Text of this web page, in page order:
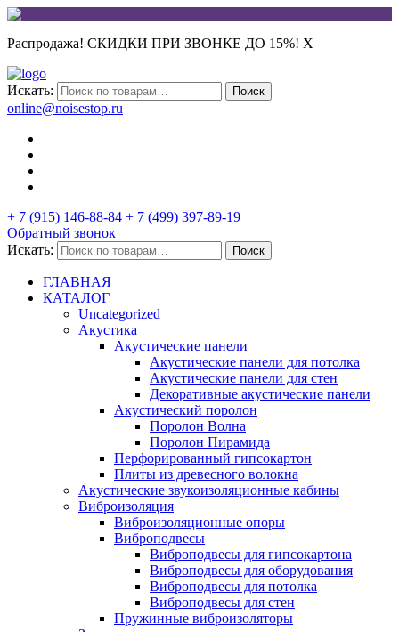
Распродажа! СКИДКИ ПРИ ЗВОНКЕ ДО 15%! X
Искать: Поиск
online@noisestop.ru
+ 7 (915) 146-88-84 + 7 (499) 397-89-19
Обратный звонок
Искать:
Поиск
ГЛАВНАЯ
КАТАЛОГ
Uncategorized
Акустика
Акустические панели
Акустические панели для потолка
Акустические панели для стен
Декоративные акустические панели
Акустический поролон
Поролон Волна
Поролон Пирамида
Перфорированный гипсокартон
Плиты из древесного волокна
Акустические звукоизоляционные кабины
Виброизоляция
Виброизоляционные опоры
Виброподвесы
Виброподвесы для гипсокартона
Виброподвесы для оборудования
Виброподвесы для потолка
Виброподвесы для стен
Пружинные виброизоляторы